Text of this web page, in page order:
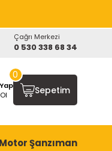
Çağrı Merkezi
0 530 338 68 34
Sepetim
0
Motor Şanzıman